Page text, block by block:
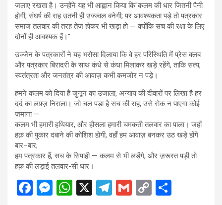
जलाए रखता है। उन्होंने यह भी आह्वान किया कि"कलम की धार जितनी पैनी
होगी, संघर्ष की राह उतनी ही उज्ज्वल बनेगी; पर आवश्यकता पड़े तो पत्रकार
समाज तलवार की तरह तेज होकर भी खड़ा हो — क्योंकि सच की रक्षा के लिए
दोनों ही आवश्यक हैं।"
उज्जैन के पत्रकारों ने यह भरोसा दिलाया कि वे हर परिस्थिति में प्रेस क्लब
और पत्रकार बिरादरी के साथ कंधे से कंधा मिलाकर खड़े रहेंगे, ताकि सत्य,
स्वतंत्रता और जनतंत्र की आवाज़ कभी कमजोर न पड़े।
हमने कलम को दिया है जुनून का उजाला, अन्याय की दीवारों पर लिखा है हर
दर्द का लफ़्ज़ निराला। जो चल पड़ा है सच की राह, उसे रोक न पाएगा कोई
ज़माना —
कलम भी हमारी हथियार, और हौसला हमारी चमकती तलवार का पाला। जहाँ
हक़ की पुकार दबाने की कोशिश होगी, वहाँ हम आवाज़ बनकर उठ खड़े होंगे
बार–बार;
हम पत्रकार हैं, सच के सिपाही — कलम से भी लड़ेंगे, और ज़रूरत पड़ी तो
हक़ की लड़ाई तलवार-सी धार।
F
M W X
T
G
C